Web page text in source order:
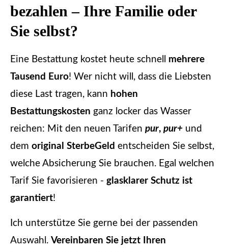
bezahlen – Ihre Familie oder
Sie selbst?
Eine Bestattung kostet heute schnell mehrere
Tausend Euro! Wer nicht will, dass die Liebsten
diese Last tragen, kann hohen
Bestattungskosten ganz locker das Wasser
reichen: Mit den neuen Tarifen pur, pur+ und
dem original SterbeGeld entscheiden Sie selbst,
welche Absicherung Sie brauchen. Egal welchen
Tarif Sie favorisieren - glasklarer Schutz ist
garantiert!
Ich unterstütze Sie gerne bei der passenden
Auswahl. Vereinbaren Sie jetzt Ihren